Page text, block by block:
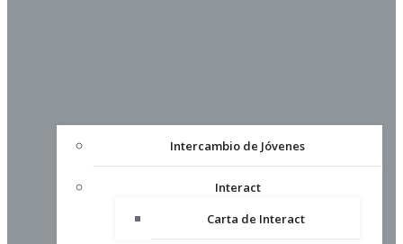
Intercambio de Jóvenes
Interact
Carta de Interact